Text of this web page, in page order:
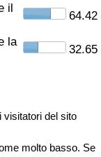
il
64.42
la
32.65
visitatori del sito
molto basso. Se